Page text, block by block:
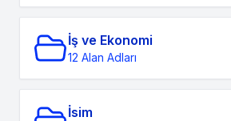
İş ve Ekonomi
12 Alan Adları
İsim